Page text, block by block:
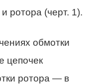
ротора (черт. 1).
обмотки
цепочек
ротора — в